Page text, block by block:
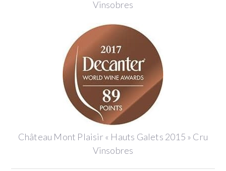
Vinsobres
Château Mont Plaisir « Hauts Galets 2015 » Cru
Vinsobres